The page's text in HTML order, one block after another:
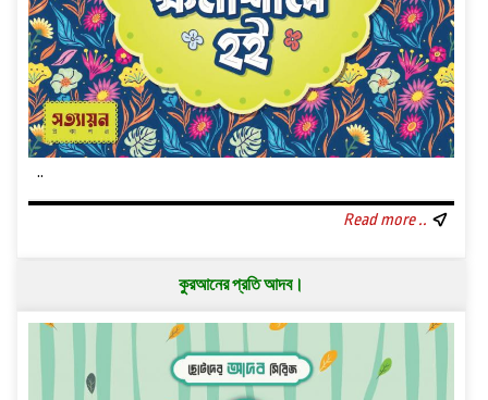
..
Read more ..
কুরআনের প্রতি আদব।